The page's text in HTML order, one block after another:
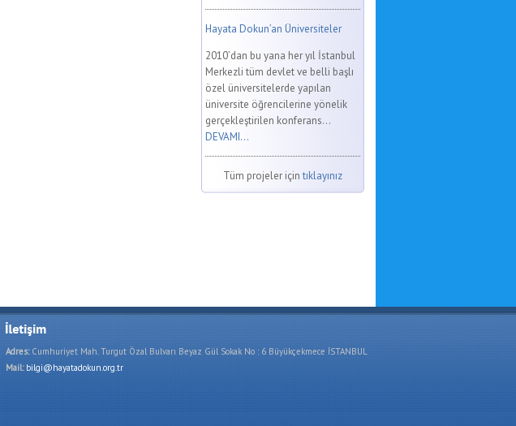
Hayata Dokun’an Üniversiteler
2010’dan bu yana her yıl İstanbul
Merkezli tüm devlet ve belli başlı
özel üniversitelerde yapılan
üniversite öğrencilerine yönelik
gerçekleştirilen konferans...
DEVAMI...
Tüm projeler için tıklayınız
Adres:Cumhuriyet Mah. Turgut Özal Bulvarı Beyaz Gül Sokak No : 6 Büyükçekmece İSTANBUL
Mail: bilgi@hayatadokun.org.tr